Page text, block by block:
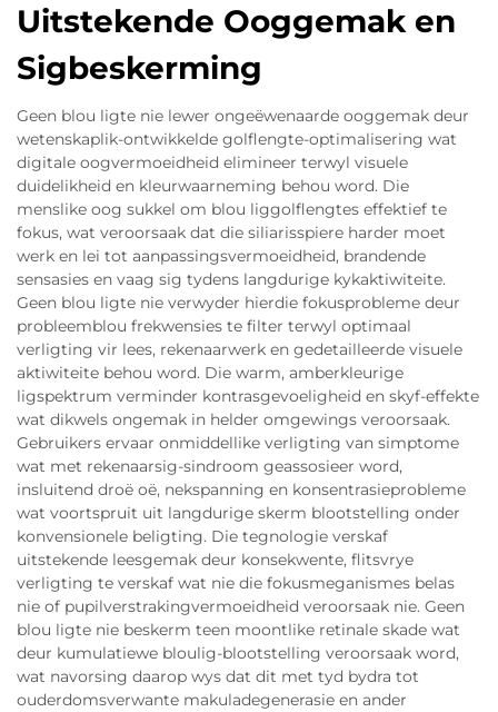
Uitstekende Ooggemak en
Sigbeskerming
Geen blou ligte nie lewer ongeëwenaarde ooggemak deur
wetenskaplik-ontwikkelde golflengte-optimalisering wat
digitale oogvermoeidheid elimineer terwyl visuele
duidelikheid en kleurwaarneming behou word. Die
menslike oog sukkel om blou liggolflengtes effektief te
fokus, wat veroorsaak dat die siliarisspiere harder moet
werk en lei tot aanpassingsvermoeidheid, brandende
sensasies en vaag sig tydens langdurige kykaktiwiteite.
Geen blou ligte nie verwyder hierdie fokusprobleme deur
probleemblou frekwensies te filter terwyl optimaal
verligting vir lees, rekenaarwerk en gedetailleerde visuele
aktiwiteite behou word. Die warm, amberkleurige
ligspektrum verminder kontrasgevoeligheid en skyf-effekte
wat dikwels ongemak in helder omgewings veroorsaak.
Gebruikers ervaar onmiddellike verligting van simptome
wat met rekenaarsig-sindroom geassosieer word,
insluitend droë oë, nekspanning en konsentrasieprobleme
wat voortspruit uit langdurige skerm blootstelling onder
konvensionele beligting. Die tegnologie verskaf
uitstekende leesgemak deur konsekwente, flitsvrye
verligting te verskaf wat nie die fokusmeganismes belas
nie of pupilverstrakingvermoeidheid veroorsaak nie. Geen
blou ligte nie beskerm teen moontlike retinale skade wat
deur kumulatiewe bloulig-blootstelling veroorsaak word,
wat navorsing daarop wys dat dit met tyd bydra tot
ouderdomsverwante makuladegenerasie en ander